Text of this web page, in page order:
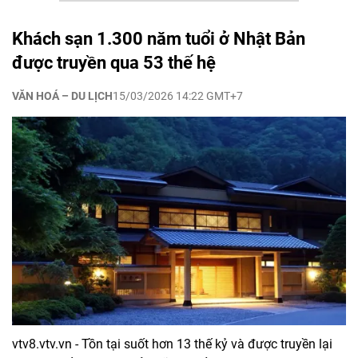
Khách sạn 1.300 năm tuổi ở Nhật Bản
được truyền qua 53 thế hệ
VĂN HOÁ – DU LỊCH15/03/2026 14:22 GMT+7
vtv8.vtv.vn - Tồn tại suốt hơn 13 thế kỷ và được truyền lại